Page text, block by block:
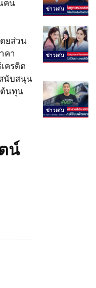
คน
ยส่วน
คา
ครดิต
นับสนุน
ต้นทุน
น์
ข่าวเด่น
ข่าวเด่น
ข่าวเด่น